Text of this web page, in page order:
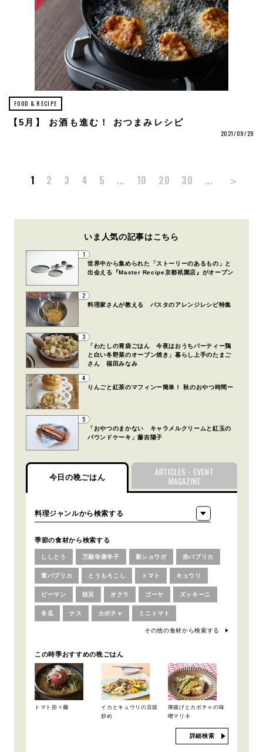
FOOD & RECIPE
【5月】 お酒も進む！ おつまみレシピ
2021/09/29
1 2 3 4 5 ... 10 20 30 ... ＞
いま人気の記事はこちら
1
世界中から集められた「ストーリーのあるもの」と
出会える『Master Recipe京都祇園店』がオープン
2
料理家さんが教える パスタのアレンジレシピ特集
3
「わたしの胃袋ごはん 今夜はおうちパーティー鶏
と白い冬野菜のオーブン焼き」暮らし上手のたまご
さん 福田みなみ
4
りんごと紅茶のマフィンー簡単！ 秋のおやつ時間ー
5
「おやつのまかない キャラメルクリームと紅玉の
パウンドケーキ」藤吉陽子
今日の晩ごはん
ARTICLES・EVENT
MAGAZINE
季節の食材から検索する
ししとう 万願寺唐辛子 新ショウガ 赤パプリカ
黄パプリカ とうもろこし トマト キュウリ
ピーマン 枝豆 オクラ ゴーヤ ズッキーニ
冬瓜 ナス カボチャ ミニトマト
その他の食材から検索する
この時季おすすめの晩ごはん
トマト担々麺
イカとキュウリの豆豉
炒め
厚揚げとカボチャの味
噌マリネ
詳細検索